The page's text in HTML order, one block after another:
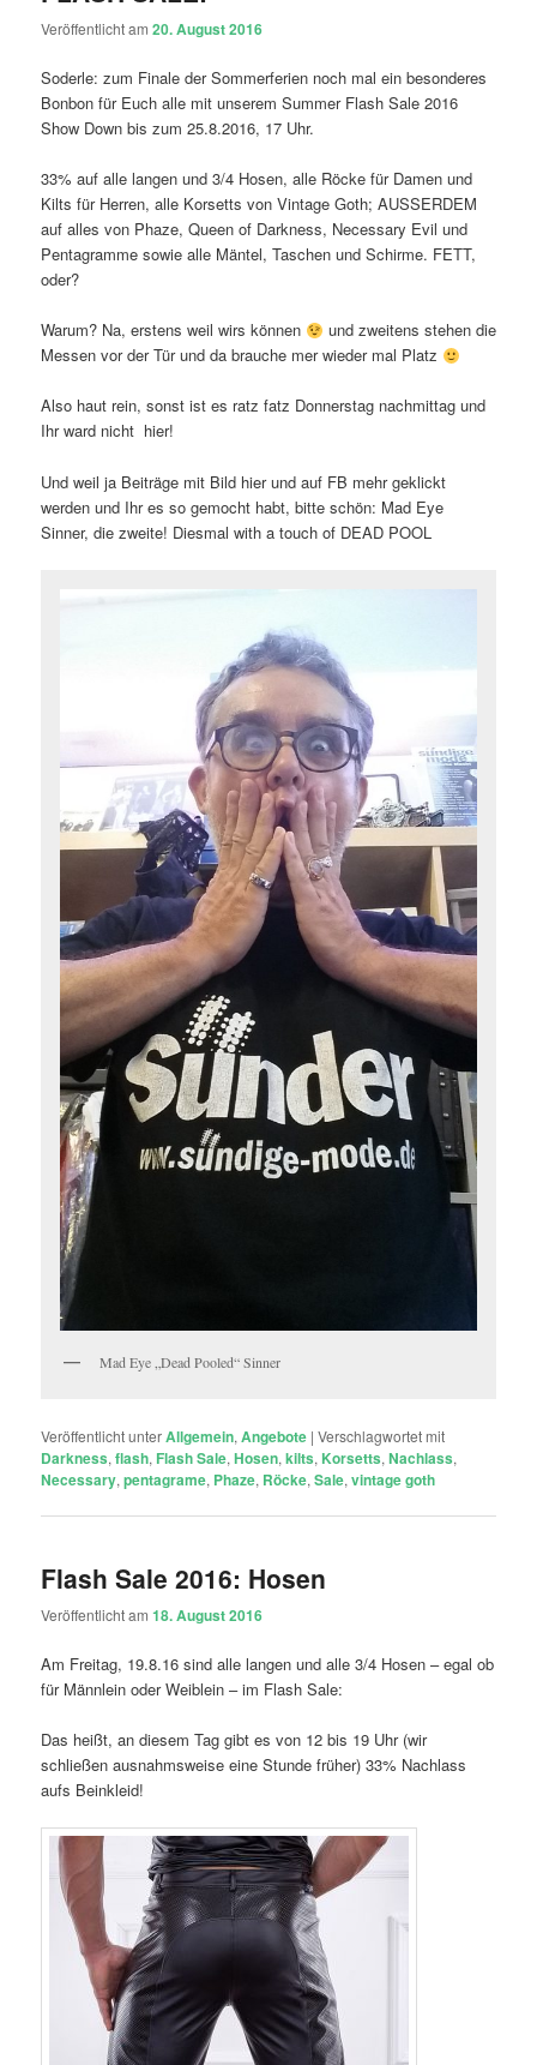
Veröffentlicht am20. August 2016
Soderle: zum Finale der Sommerferien noch mal ein besonderes
Bonbon für Euch alle mit unserem Summer Flash Sale 2016
Show Down bis zum 25.8.2016, 17 Uhr.
33% auf alle langen und 3/4 Hosen, alle Röcke für Damen und
Kilts für Herren, alle Korsetts von Vintage Goth; AUSSERDEM
auf alles von Phaze, Queen of Darkness, Necessary Evil und
Pentagramme sowie alle Mäntel, Taschen und Schirme. FETT,
oder?
Warum? Na, erstens weil wirs können
und zweitens stehen die
Messen vor der Tür und da brauche mer wieder mal Platz
Also haut rein, sonst ist es ratz fatz Donnerstag nachmittag und
Ihr ward nicht hier!
Und weil ja Beiträge mit Bild hier und auf FB mehr geklickt
werden und Ihr es so gemocht habt, bitte schön: Mad Eye
Sinner, die zweite! Diesmal with a touch of DEAD POOL
Mad Eye „Dead Pooled“ Sinner
Veröffentlicht unterAllgemein,Angebote |Verschlagwortet mit
Darkness,flash, Flash Sale,Hosen,kilts, Korsetts,Nachlass,
Necessary,pentagrame, Phaze, Röcke,Sale,vintage goth
Flash Sale 2016: Hosen
Veröffentlicht am18. August 2016
Am Freitag, 19.8.16 sind alle langen und alle 3/4 Hosen – egal ob
für Männlein oder Weiblein – im Flash Sale:
Das heißt, an diesem Tag gibt es von 12 bis 19 Uhr (wir
schließen ausnahmsweise eine Stunde früher) 33% Nachlass
aufs Beinkleid!